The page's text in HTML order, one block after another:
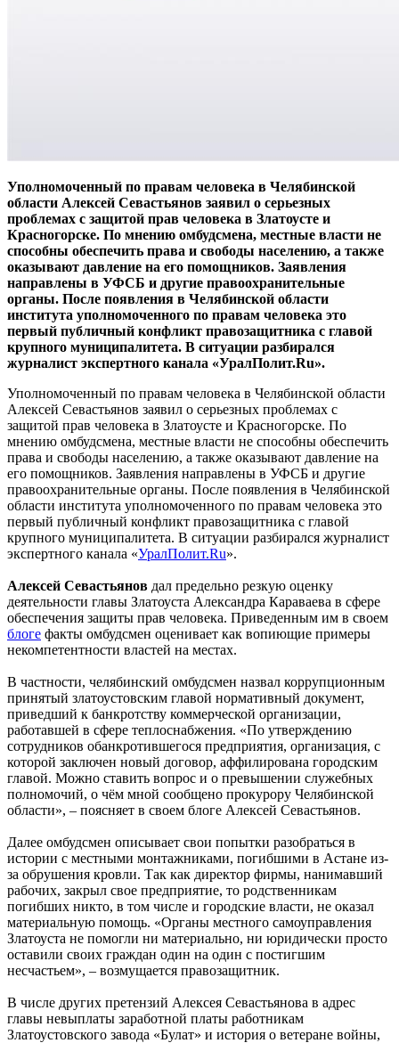
Уполномоченный по правам человека в Челябинской
области Алексей Севастьянов заявил о серьезных
проблемах с защитой прав человека в Златоусте и
Красногорске. По мнению омбудсмена, местные власти не
способны обеспечить права и свободы населению, а также
оказывают давление на его помощников. Заявления
направлены в УФСБ и другие правоохранительные
органы. После появления в Челябинской области
института уполномоченного по правам человека это
первый публичный конфликт правозащитника с главой
крупного муниципалитета. В ситуации разбирался
журналист экспертного канала «УралПолит.Ru».
Уполномоченный по правам человека в Челябинской области
Алексей Севастьянов заявил о серьезных проблемах с
защитой прав человека в Златоусте и Красногорске. По
мнению омбудсмена, местные власти не способны обеспечить
права и свободы населению, а также оказывают давление на
его помощников. Заявления направлены в УФСБ и другие
правоохранительные органы. После появления в Челябинской
области института уполномоченного по правам человека это
первый публичный конфликт правозащитника с главой
крупного муниципалитета. В ситуации разбирался журналист
экспертного канала «УралПолит.Ru».
Алексей Севастьянов дал предельно резкую оценку
деятельности главы Златоуста Александра Караваева в сфере
обеспечения защиты прав человека. Приведенным им в своем
блоге факты омбудсмен оценивает как вопиющие примеры
некомпетентности властей на местах.
В частности, челябинский омбудсмен назвал коррупционным
принятый златоустовским главой нормативный документ,
приведший к банкротству коммерческой организации,
работавшей в сфере теплоснабжения. «По утверждению
сотрудников обанкротившегося предприятия, организация, с
которой заключен новый договор, аффилирована городским
главой. Можно ставить вопрос и о превышении служебных
полномочий, о чём мной сообщено прокурору Челябинской
области», – поясняет в своем блоге Алексей Севастьянов.
Далее омбудсмен описывает свои попытки разобраться в
истории с местными монтажниками, погибшими в Астане из-
за обрушения кровли. Так как директор фирмы, нанимавший
рабочих, закрыл свое предприятие, то родственникам
погибших никто, в том числе и городские власти, не оказал
материальную помощь. «Органы местного самоуправления
Златоуста не помогли ни материально, ни юридически просто
оставили своих граждан один на один с постигшим
несчастьем», – возмущается правозащитник.
В числе других претензий Алексея Севастьянова в адрес
главы невыплаты заработной платы работникам
Златоустовского завода «Булат» и история о ветеране войны,